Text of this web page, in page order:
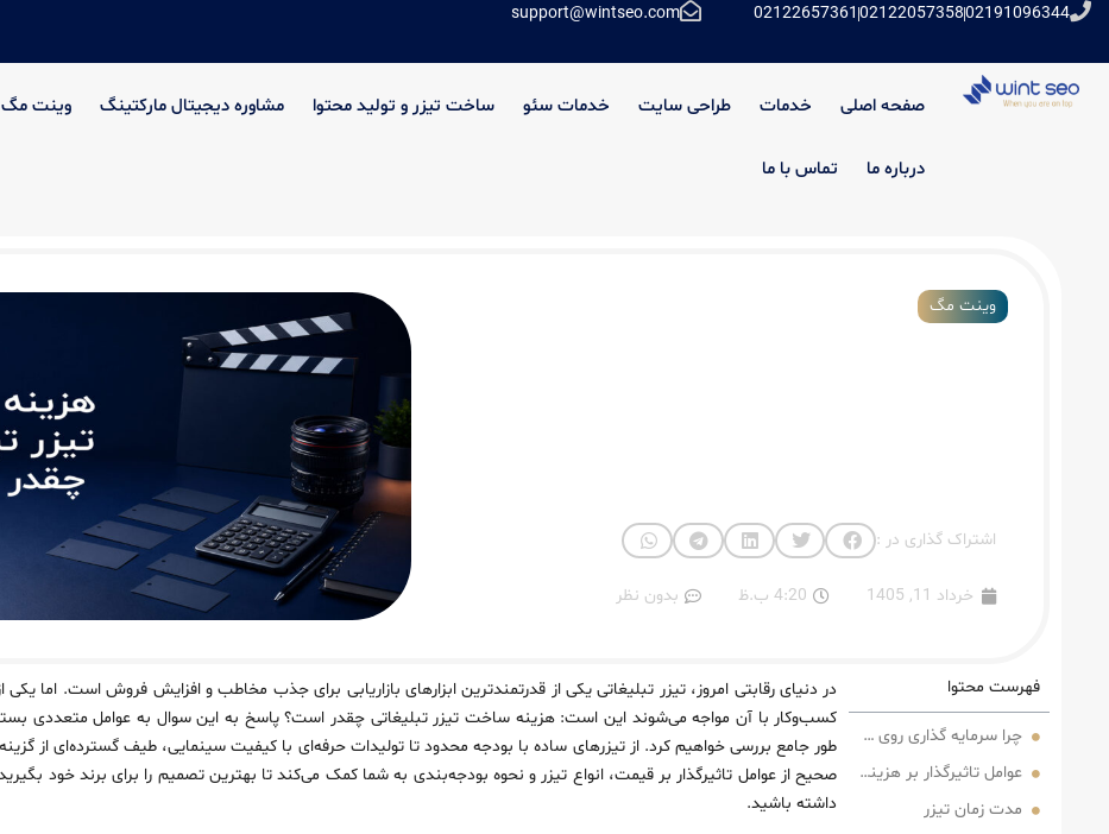
02191096344
02122057358
02122657361
support@wintseo.com
صفحه اصلی خدمات طراحی سایت خدمات سئو ساخت تیزر و تولید محتوا مشاوره دیجیتال مارکتینگ وینت مگ
درباره ما تماس با ما
وینت مگ
اشتراک گذاری در :
خرداد 11, 1405 4:20 ب.ظ بدون نظر
فهرست محتوا
چرا سرمایه‌ گذاری روی تیزر تبلیغاتی ضروری است؟
عوامل تاثیرگذار بر هزینه ساخت تیزر تبلیغاتی
مدت زمان تیزر
در دنیای رقابتی امروز، تیزر تبلیغاتی یکی از قدرتمندترین ابزارهای بازاریابی برای جذب مخاطب و افزایش فروش است. اما یکی
کسب‌وکار با آن مواجه می‌شوند این است: هزینه ساخت تیزر تبلیغاتی چقدر است؟ پاسخ به این سوال به عوامل متعددی
طور جامع بررسی خواهیم کرد. از تیزرهای ساده با بودجه محدود تا تولیدات حرفه‌ای با کیفیت سینمایی، طیف گسترده‌ای از
صحیح از عوامل تاثیرگذار بر قیمت، انواع تیزر و نحوه بودجه‌بندی به شما کمک می‌کند تا بهترین تصمیم را برای برند خود
داشته باشید.